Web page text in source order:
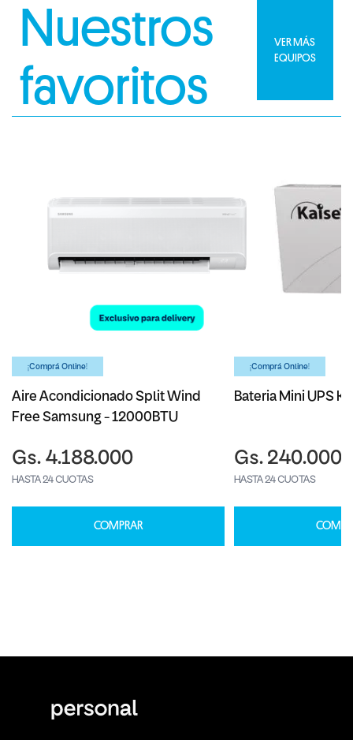
Nuestros
favoritos
VER MÁS
EQUIPOS
¡Comprá Online!
Aire Acondicionado Split Wind
Free Samsung - 12000BTU
Gs. 4.188.000
HASTA 24 CUOTAS
COMPRAR
¡Comprá Online!
Bateria Mini UPS
Gs. 240.000
HASTA 24 CUOTAS